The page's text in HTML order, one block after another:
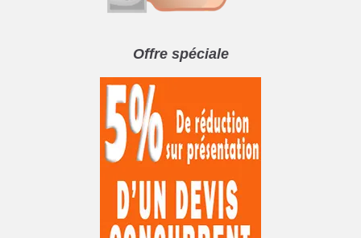
Offre spéciale